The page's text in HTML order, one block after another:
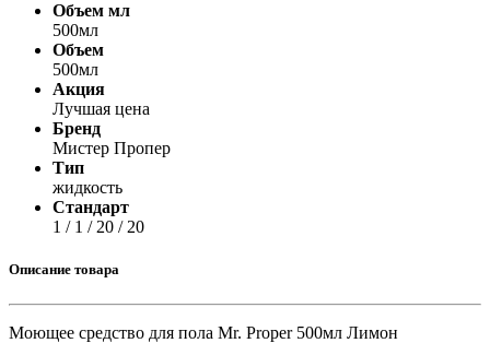
Объем мл
500мл
Объем
500мл
Акция
Лучшая цена
Бренд
Мистер Пропер
Тип
жидкость
Стандарт
1 / 1 / 20 / 20
Описание товара
Моющее средство для пола Mr. Proper 500мл Лимон